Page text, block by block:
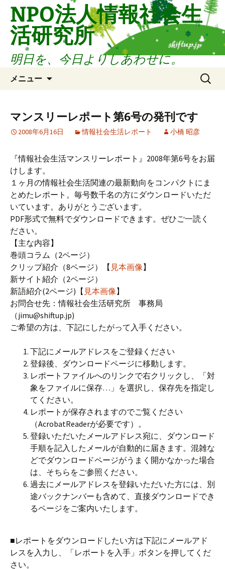
へ
キ
NPO法人情報社会生
活研究所
明日を、今日よりしあわせに。
メニュー
検
索:
マンスリーレポート第6号の発刊です
2008年6月16日 情報社会生活レポート 小橋 昭彦
『情報社会生活マンスリーレポート』2008年第6号をお届
けします。
１ヶ月の情報社会生活関連の最新動向をコンパクトにま
とめたレポート。毎号数千名の方にダウンロードいただ
いています。ありがとうございます。
PDF形式で無料でダウンロードできます。ぜひご一読く
ださい。
【主な内容】
巻頭コラム（2ページ）
クリップ紹介（8ページ）【 見本画像】
新サイト紹介（2ページ）
新語紹介(2ページ)【 見本画像】
お問合せ先：情報社会生活研究所 事務局
（jimu@shiftup.jp)
ご希望の方は、下記にしたがって入手ください。
下記にメールアドレスをご登録ください
登録後、ダウンロードページに移動します。
レポートファイルへのリンクで右クリックし、「対
象をファイルに保存…」を選択し、保存先を指定し
てください。
レポートが保存されますのでご覧ください
（AcrobatReaderが必要です）。
登録いただいたメールアドレス宛に、ダウンロード
手順を記入したメールが自動的に届きます。混雑な
どでダウンロードページがうまく開かなかった場合
は、そちらをご参照ください。
過去にメールアドレスを登録いただいた方には、別
途バックナンバーも含めて、直接ダウンロードでき
るページをご案内いたします。
■レポートをダウンロードしたい方は下記にメールアド
レスを入力し、「レポートを入手」ボタンを押してくだ
さい。